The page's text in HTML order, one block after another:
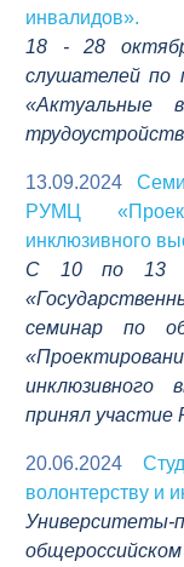
инвалидов».
18 - 28
слушателей по
«Актуальные
13.09.2024
РУМЦ
инклюзивного
С 10 по 13
семинар по
инклюзивного
принял
20.06.2024
волонтерству и